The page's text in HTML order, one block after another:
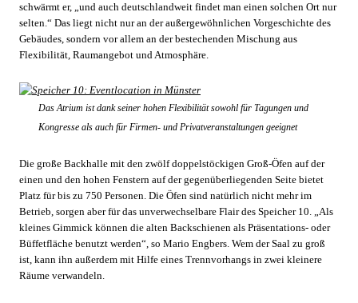
schwärmt er, „und auch deutschlandweit findet man einen solchen Ort nur
selten.“ Das liegt nicht nur an der außergewöhnlichen Vorgeschichte des
Gebäudes, sondern vor allem an der bestechenden Mischung aus
Flexibilität, Raumangebot und Atmosphäre.
Das Atrium ist dank seiner hohen Flexibilität sowohl für Tagungen und
Kongresse als auch für Firmen- und Privatveranstaltungen geeignet
Die große Backhalle mit den zwölf doppelstöckigen Groß-Öfen auf der
einen und den hohen Fenstern auf der gegenüberliegenden Seite bietet
Platz für bis zu 750 Personen. Die Öfen sind natürlich nicht mehr im
Betrieb, sorgen aber für das unverwechselbare Flair des Speicher 10. „Als
kleines Gimmick können die alten Backschienen als Präsentations- oder
Büffetfläche benutzt werden“, so Mario Engbers. Wem der Saal zu groß
ist, kann ihn außerdem mit Hilfe eines Trennvorhangs in zwei kleinere
Räume verwandeln.